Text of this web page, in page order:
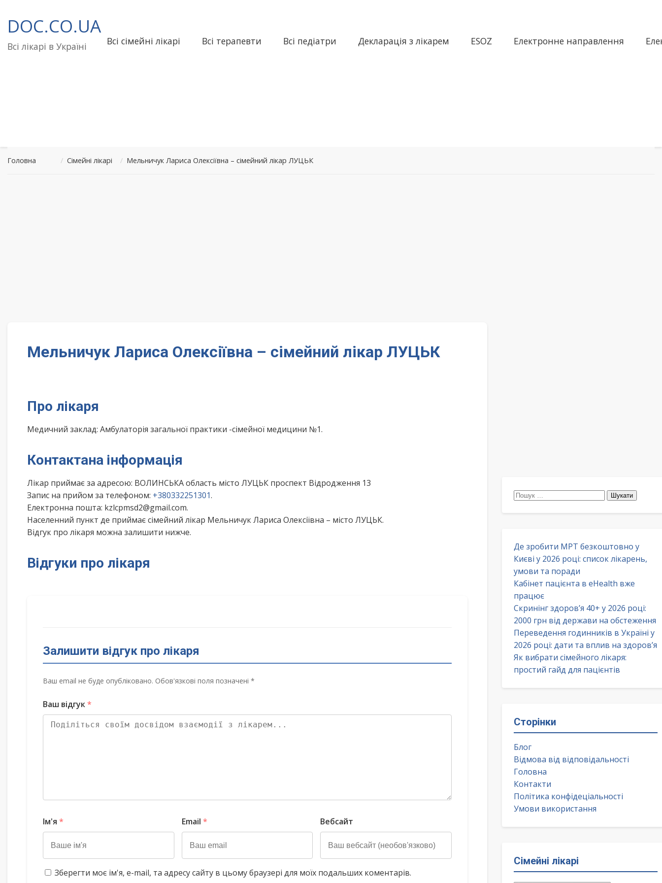
до
вмісту
DOC.CO.UA
Всі лікарі в Україні Всі сімейні лікарі Всі терапевти Всі педіатри Декларація з лікарем ESOZ Електронне направлення
Головна / Сімейні лікарі / Мельничук Лариса Олексіївна – сімейний лікар ЛУЦЬК
Мельничук Лариса Олексіївна – сімейний лікар ЛУЦЬК
Про лікаря
Медичний заклад: Амбулаторія загальної практики -сімейної медицини №1.
Контактана інформація
Лікар приймає за адресою: ВОЛИНСЬКА область місто ЛУЦЬК проспект Відродження 13
Запис на прийом за телефоном: +380332251301.
Електронна пошта: kzlcpmsd2@gmail.com.
Населенний пункт де приймає сімейний лікар Мельничук Лариса Олексіївна – місто ЛУЦЬК.
Відгук про лікаря можна залишити нижче.
Відгуки про лікаря
Залишити відгук про лікаря
Ваш email не буде опубліковано. Обов'язкові поля позначені *
Ваш відгук*
Ім'я * Email * Вебсайт
Зберегти моє ім'я, e-mail, та адресу сайту в цьому браузері для моїх подальших коментарів.
Пошук:
Де зробити МРТ безкоштовно у
Києві у 2026 році: список лікарень,
умови та поради
Кабінет пацієнта в eHealth вже
працює
Скринінг здоров’я 40+ у 2026 році:
2000 грн від держави на обстеження
Переведення годинників в Україні у
2026 році: дати та вплив на здоров’я
Як вибрати сімейного лікаря:
простий гайд для пацієнтів
Сторінки
Блог
Відмова від відповідальності
Головна
Контакти
Політика конфідеціальності
Умови використання
Сімейні лікарі